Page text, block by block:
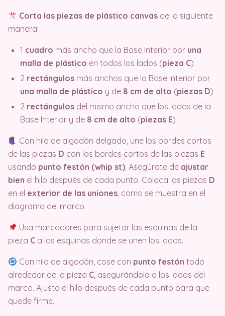
Corta las piezas de plástico canvas de la siguiente
manera:
1 cuadro más ancho que la Base Interior por una
malla de plástico en todos los lados (pieza C)
2 rectángulos más anchos que la Base Interior por
una malla de plástico y de 8 cm de alto (piezas D)
2 rectángulos del mismo ancho que los lados de la
Base Interior y de 8 cm de alto (piezas E)
Con hilo de algodón delgado, une los bordes cortos
de las piezas D con los bordes cortos de las piezas E
usando punto festón (whip st). Asegúrate de ajustar
bien el hilo después de cada punto. Coloca las piezas D
en el exterior de las uniones, como se muestra en el
diagrama del marco.
Usa marcadores para sujetar las esquinas de la
pieza C a las esquinas donde se unen los lados.
Con hilo de algodón, cose con punto festón todo
alrededor de la pieza C, asegurándola a los lados del
marco. Ajusta el hilo después de cada punto para que
quede firme.